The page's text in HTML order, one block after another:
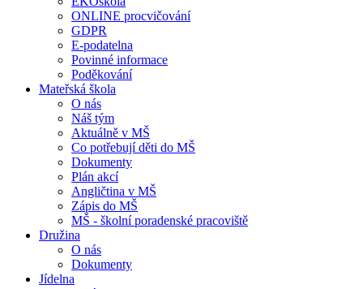
ONLINE procvičování
GDPR
E-podatelna
Povinné informace
Poděkování
Mateřská škola
O nás
Náš tým
Aktuálně v MŠ
Co potřebují děti do MŠ
Dokumenty
Plán akcí
Angličtina v MŠ
Zápis do MŠ
MŠ - školní poradenské pracoviště
Družina
O nás
Dokumenty
Jídelna